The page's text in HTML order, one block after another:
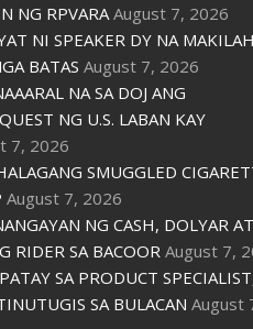
NG RPVARA August 7, 2026
NI SPEAKER DY NA
BATAS August 7, 2026
NA SA DOJ ANG
NG U.S. LABAN KAY
7, 2026
SMUGGLED
August 7, 2026
NG CASH, DOLYAR AT
RIDER SA BACOOR August 7,
SA PRODUCT
SA BULACAN August